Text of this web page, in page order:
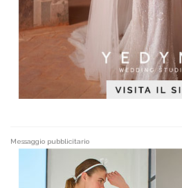
Messaggio pubblicitario